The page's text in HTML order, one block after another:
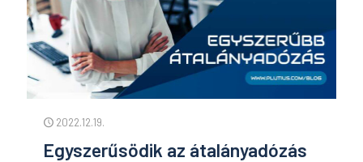
2022.12.19.
Egyszerűsödik az átalányadózás